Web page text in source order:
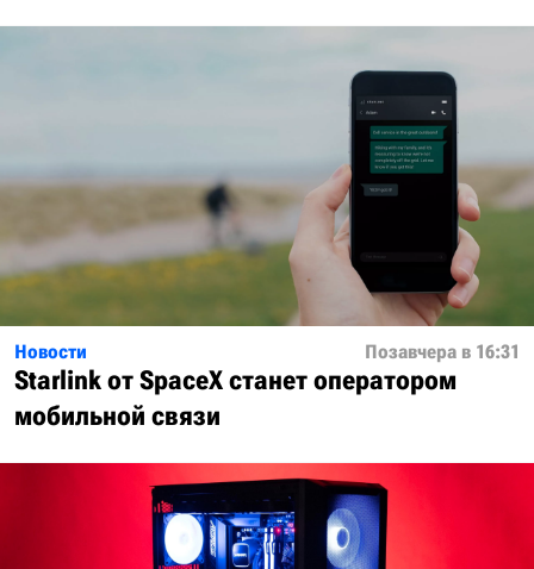
Новости Позавчера в 16:31
Starlink от SpaceX станет оператором
мобильной связи